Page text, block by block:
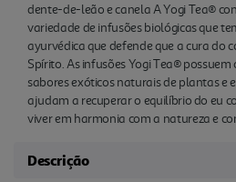
dente-de-leão e canela A Yogi Tea®
variedade de infusões biológicas que
ayurvédica que defende que a cura do
Spírito. As infusões Yogi Tea®
sabores exóticos naturais de plantas e
ajudam a recuperar o equilíbrio do eu
viver em harmonia com a natureza e
Descrição